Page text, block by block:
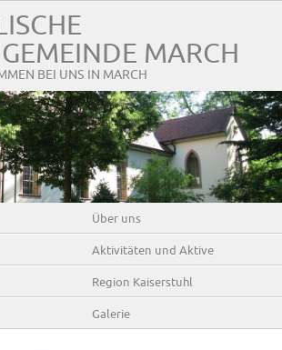
MARCH
BEI UNS IN MARCH
Über uns
Aktivitäten und Aktive
Region Kaiserstuhl
Galerie